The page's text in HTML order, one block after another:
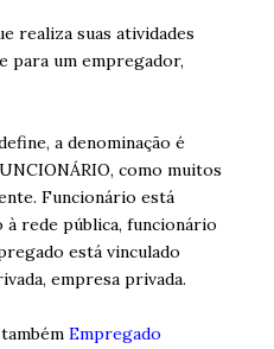
realiza suas atividades
para um empregador,
a denominação é
como muitos
Funcionário está
rede pública, funcionário
está vinculado
empresa privada.
Empregado